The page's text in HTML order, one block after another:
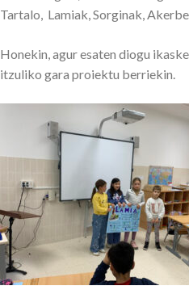
Tartalo, Lamiak, Sorginak,
Honekin, agur esaten diogu
itzuliko gara proiektu berriekin.